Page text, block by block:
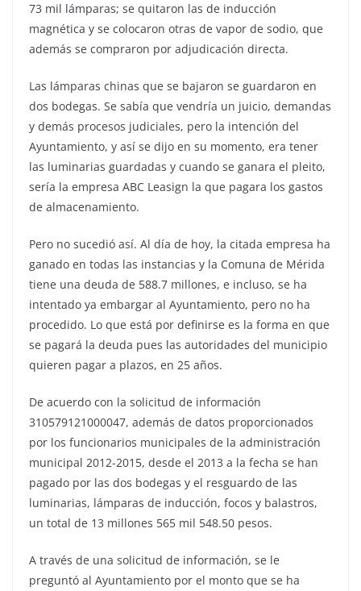
73 mil lámparas; se quitaron las de inducción
magnética y se colocaron otras de vapor de sodio, que
además se compraron por adjudicación directa.
Las lámparas chinas que se bajaron se guardaron en
dos bodegas. Se sabía que vendría un juicio, demandas
y demás procesos judiciales, pero la intención del
Ayuntamiento, y así se dijo en su momento, era tener
las luminarias guardadas y cuando se ganara el pleito,
sería la empresa ABC Leasign la que pagara los gastos
de almacenamiento.
Pero no sucedió así. Al día de hoy, la citada empresa ha
ganado en todas las instancias y la Comuna de Mérida
tiene una deuda de 588.7 millones, e incluso, se ha
intentado ya embargar al Ayuntamiento, pero no ha
procedido. Lo que está por definirse es la forma en que
se pagará la deuda pues las autoridades del municipio
quieren pagar a plazos, en 25 años.
De acuerdo con la solicitud de información
310579121000047, además de datos proporcionados
por los funcionarios municipales de la administración
municipal 2012-2015, desde el 2013 a la fecha se han
pagado por las dos bodegas y el resguardo de las
luminarias, lámparas de inducción, focos y balastros,
un total de 13 millones 565 mil 548.50 pesos.
A través de una solicitud de información, se le
preguntó al Ayuntamiento por el monto que se ha